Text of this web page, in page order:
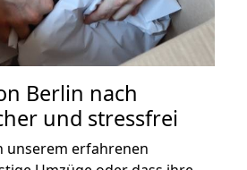
Berlin nach
und stressfrei
unserem erfahrenen